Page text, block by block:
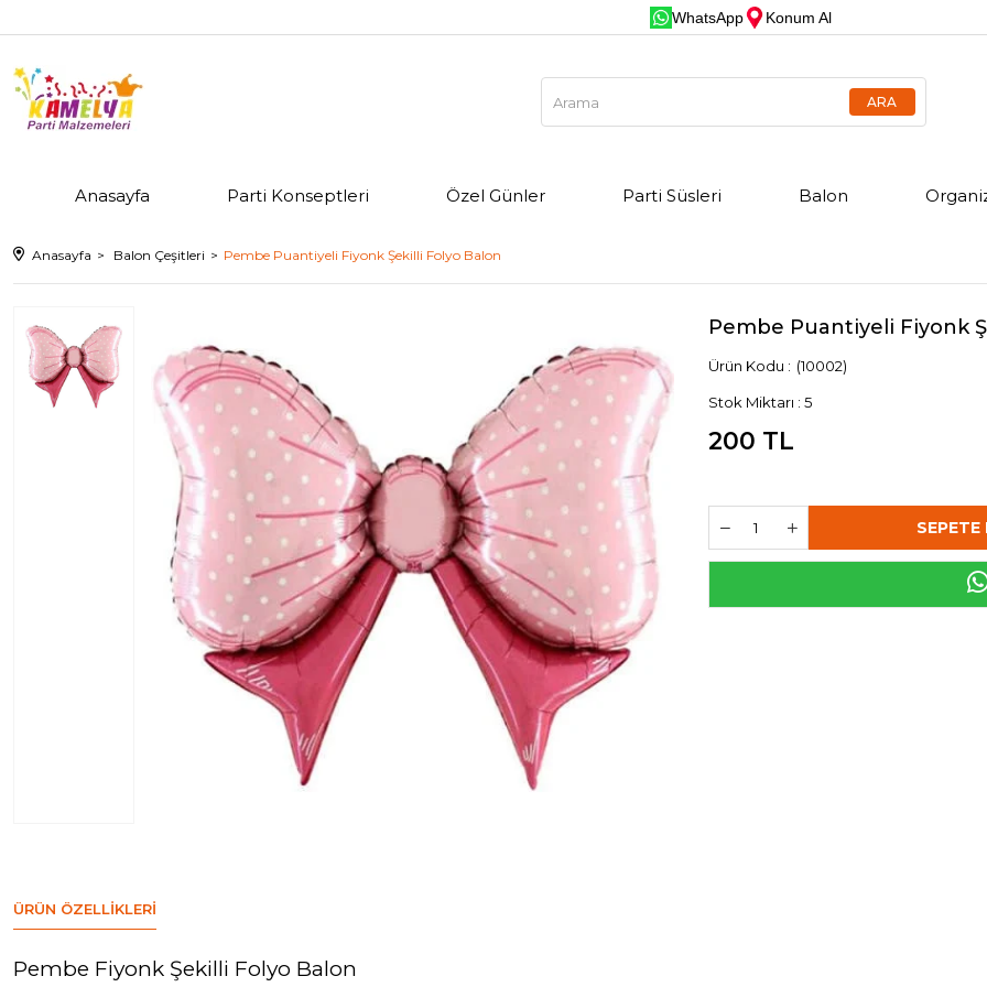
WhatsApp Konum Al
Anasayfa Parti Konseptleri Özel Günler Parti Süsleri Balon
Anasayfa Balon Çeşitleri Pembe Puantiyeli Fiyonk Şekilli Folyo Balon
Pembe Puantiyeli Fiyonk
(10002)
Stok Miktarı : 5
200 TL
ÜRÜN ÖZELLIKLERI
Pembe Fiyonk Şekilli Folyo Balon